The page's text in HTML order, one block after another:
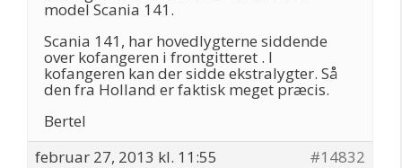
model Scania 141.
Scania 141, har hovedlygterne siddende
over kofangeren i frontgitteret . I
kofangeren kan der sidde ekstralygter. Så
den fra Holland er faktisk meget præcis.
Bertel
februar 27, 2013 kl. 11:55
#14832